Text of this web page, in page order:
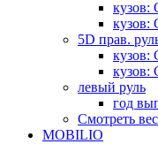
кузов:
кузов:
5D прав.
кузов:
кузов:
левый руль
год
Смотреть
MOBILIO